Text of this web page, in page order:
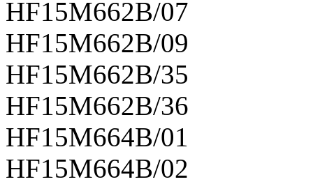
HF15M662B/07
HF15M662B/09
HF15M662B/35
HF15M662B/36
HF15M664B/01
HF15M664B/02